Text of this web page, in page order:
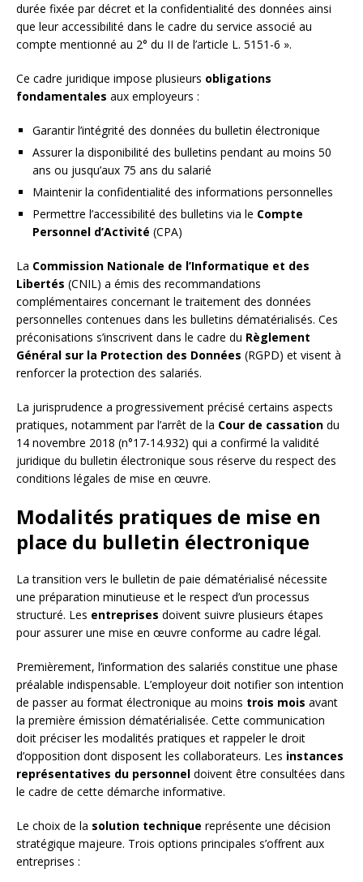
durée fixée par décret et la confidentialité des données ainsi
que leur accessibilité dans le cadre du service associé au
compte mentionné au 2° du II de l’article L. 5151-6 ».
Ce cadre juridique impose plusieurs obligations
fondamentales aux employeurs :
Garantir l’intégrité des données du bulletin électronique
Assurer la disponibilité des bulletins pendant au moins 50
ans ou jusqu’aux 75 ans du salarié
Maintenir la confidentialité des informations personnelles
Permettre l’accessibilité des bulletins via le Compte
Personnel d’Activité (CPA)
La Commission Nationale de l’Informatique et des
Libertés (CNIL) a émis des recommandations
complémentaires concernant le traitement des données
personnelles contenues dans les bulletins dématérialisés. Ces
préconisations s’inscrivent dans le cadre du Règlement
Général sur la Protection des Données (RGPD) et visent à
renforcer la protection des salariés.
La jurisprudence a progressivement précisé certains aspects
pratiques, notamment par l’arrêt de la Cour de cassation du
14 novembre 2018 (n°17-14.932) qui a confirmé la validité
juridique du bulletin électronique sous réserve du respect des
conditions légales de mise en œuvre.
Modalités pratiques de mise en
place du bulletin électronique
La transition vers le bulletin de paie dématérialisé nécessite
une préparation minutieuse et le respect d’un processus
structuré. Les entreprises doivent suivre plusieurs étapes
pour assurer une mise en œuvre conforme au cadre légal.
Premièrement, l’information des salariés constitue une phase
préalable indispensable. L’employeur doit notifier son intention
de passer au format électronique au moins trois mois avant
la première émission dématérialisée. Cette communication
doit préciser les modalités pratiques et rappeler le droit
d’opposition dont disposent les collaborateurs. Les instances
représentatives du personnel doivent être consultées dans
le cadre de cette démarche informative.
Le choix de la solution technique représente une décision
stratégique majeure. Trois options principales s’offrent aux
entreprises :